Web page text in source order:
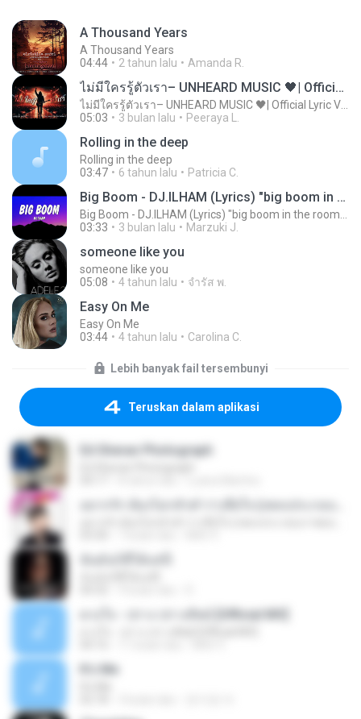
A Thousand Years
A Thousand Years
04:44
2 tahun lalu Amanda R.
ไม่มีใครรู้ตัวเรา– UNHEARD MUSIC 🖤| Official Lyric Video | เพลงสู้ชีวิต
05:03
3 bulan lalu Peeraya L.
Rolling in the deep
Rolling in the deep
03:47
6 tahun lalu Patricia C.
Big Boom - DJ.ILHAM (Lyrics) "big boom in the room i go kaboom"
03:33
3 bulan lalu Marzuki J.
someone like you
someone like you
05:08
4 tahun lalu จํารัส พ.
Easy On Me
Easy On Me
03:44
4 tahun lalu Carolina C.
Lebih banyak fail tersembunyi
Teruskan dalam aplikasi
Ed Sheran Photograph
ดวงใจ - ปราง ปรางทิพย์ [Official MV]
It′s Me